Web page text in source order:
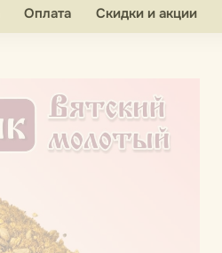
Оплата Скидки и акции